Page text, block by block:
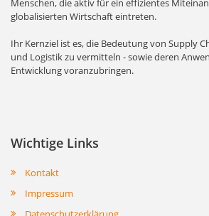
Menschen, die aktiv für ein effizientes
globalisierten Wirtschaft eintreten.
Ihr Kernziel ist es, die Bedeutung von Supply
und Logistik zu vermitteln - sowie deren
Entwicklung voranzubringen.
Wichtige Links
Kontakt
Impressum